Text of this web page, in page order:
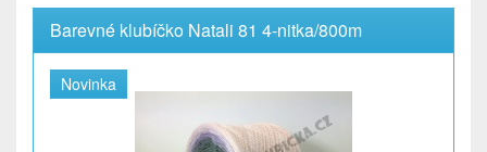
Barevné klubíčko Natali 81 4-nitka/800m
Novinka